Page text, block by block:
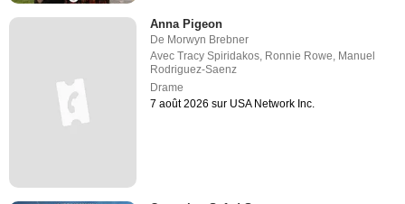
Anna Pigeon
De Morwyn Brebner
AvecTracy Spiridakos, Ronnie Rowe, Manuel
Rodriguez-Saenz
Drame
7 août 2026 sur USA Network Inc.